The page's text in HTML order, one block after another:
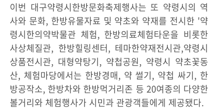
이번 대구약령시한방문화축제행사는 또 약령시의 역
사와 문화, 한방유물자료 및 약초와 약재를 전시한 '약
령시한의약박물관 체험, 한방의료체험타운을 비롯한
사상체질관, 한방힐링센터, 테마한약재전시관,약령시
상품전시관, 대형약탕기, 약첩공원, 약령시 약초꽃동
산, 체험마당에서는 한방경매, 약 썰기, 약첩 싸기, 한
방공작소, 한방차와 한방먹거리존 등 20여종의 다양한
볼거리와 체험행사가 시민과 관광객들에게 제공됐다.